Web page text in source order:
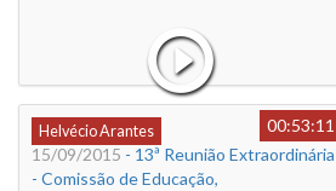
Helvécio Arantes
00:53:11
15/09/2015 - 13ª Reunião Extraordinária
- Comissão de Educação,